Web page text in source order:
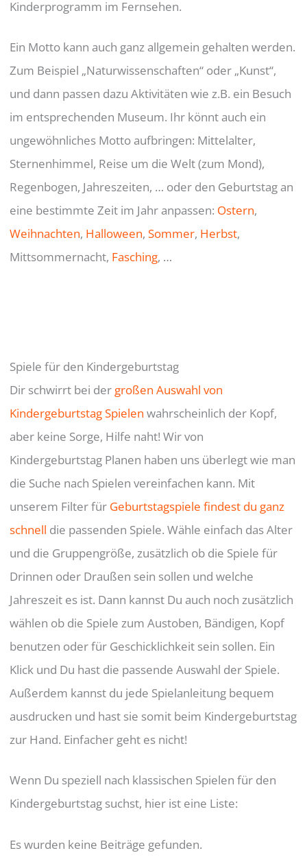
Kinderprogramm im Fernsehen.
Ein Motto kann auch ganz allgemein gehalten werden.
Zum Beispiel „Naturwissenschaften“ oder „Kunst“,
und dann passen dazu Aktivitäten wie z.B. ein Besuch
im entsprechenden Museum. Ihr könnt auch ein
ungewöhnliches Motto aufbringen: Mittelalter,
Sternenhimmel, Reise um die Welt (zum Mond),
Regenbogen, Jahreszeiten, … oder den Geburtstag an
eine bestimmte Zeit im Jahr anpassen: Ostern,
Weihnachten, Halloween,Sommer, Herbst,
Mittsommernacht, Fasching, …
Spiele für den Kindergeburtstag
Dir schwirrt bei der großen Auswahl von
Kindergeburtstag Spielen wahrscheinlich der Kopf,
aber keine Sorge, Hilfe naht! Wir von
Kindergeburtstag Planen haben uns überlegt wie man
die Suche nach Spielen vereinfachen kann. Mit
unserem Filter für Geburtstagspiele findest du ganz
schnell die passenden Spiele. Wähle einfach das Alter
und die Gruppengröße, zusätzlich ob die Spiele für
Drinnen oder Draußen sein sollen und welche
Jahreszeit es ist. Dann kannst Du auch noch zusätzlich
wählen ob die Spiele zum Austoben, Bändigen, Kopf
benutzen oder für Geschicklichkeit sein sollen. Ein
Klick und Du hast die passende Auswahl der Spiele.
Außerdem kannst du jede Spielanleitung bequem
ausdrucken und hast sie somit beim Kindergeburtstag
zur Hand. Einfacher geht es nicht!
Wenn Du speziell nach klassischen Spielen für den
Kindergeburtstag suchst, hier ist eine Liste:
Es wurden keine Beiträge gefunden.